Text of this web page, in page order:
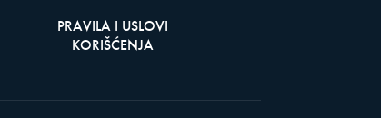
PRAVILA I USLOVI
KORIŠĆENJA